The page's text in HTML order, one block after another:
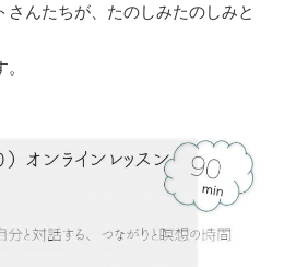
さんたちが、たのしみたのしみと